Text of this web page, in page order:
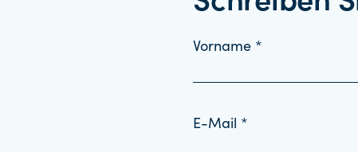
Vorname *
E-Mail *